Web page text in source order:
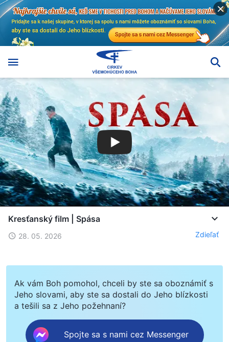
Kresťanský film | Spása
28. 05. 2026 Zdieľať
Ak vám Boh pomohol, chceli by ste sa oboznámiť s
Jeho slovami, aby ste sa dostali do Jeho blízkosti
a tešili sa z Jeho požehnaní?
Spojte sa s nami cez Messenger